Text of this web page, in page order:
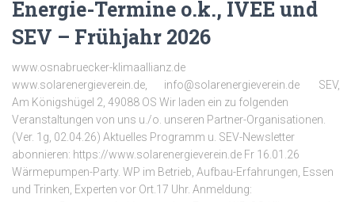
Energie-Termine o.k., IVEE und
SEV – Frühjahr 2026
www.osnabruecker-klimaallianz.de
www.solarenergieverein.de, info@solarenergieverein.de SEV,
Am Königshügel 2, 49088 OS Wir laden ein zu folgenden
Veranstaltungen von uns u./o. unseren Partner-Organisationen.
(Ver. 1g, 02.04.26) Aktuelles Programm u. SEV-Newsletter
abonnieren: https://www.solarenergieverein.de Fr 16.01.26
Wärmepumpen-Party. WP im Betrieb, Aufbau-Erfahrungen, Essen
und Trinken, Experten vor Ort.17 Uhr. Anmeldung: